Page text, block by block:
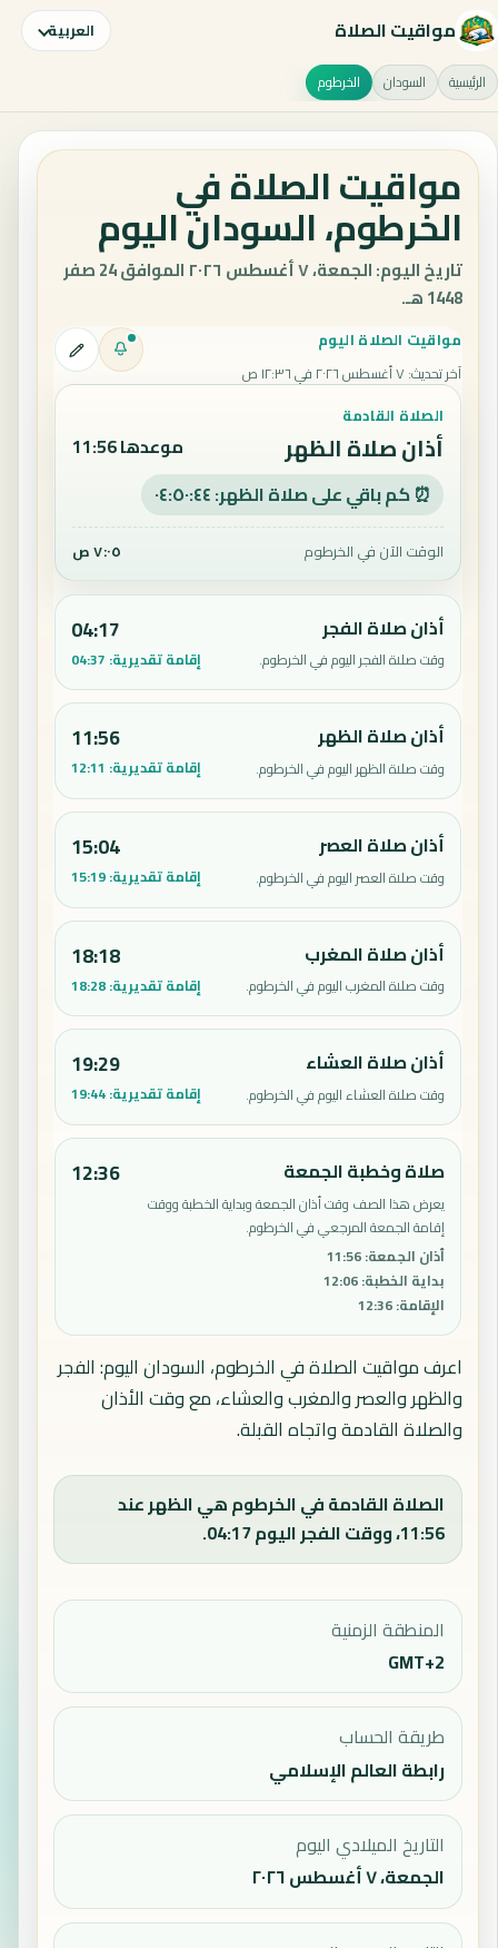
مواقيت الصلاة العربية
الرئيسية السودان الخرطوم
مواقيت الصلاة في
الخرطوم، السودان اليوم
تاريخ اليوم: الجمعة، ٧ أغسطس ٢٠٢٦ الموافق 24 صفر
1448 هـ.
مواقيت الصلاة اليوم
آخر تحديث:٧ أغسطس ٢٠٢٦ في ١٢:٣٦ ص
الصلاة القادمة
أذان صلاة الظهر موعدها 11:56
⏰ كم باقي على صلاة الظهر: ٠٤:٥٠:٤٣
الوقت الآن في الخرطوم ٧:٠٥ ص
أذان صلاة الفجر
وقت صلاة الفجر اليوم في الخرطوم.
04:17
إقامة تقديرية: 04:37
أذان صلاة الظهر
وقت صلاة الظهر اليوم في الخرطوم.
11:56
إقامة تقديرية: 12:11
أذان صلاة العصر
وقت صلاة العصر اليوم في الخرطوم.
15:04
إقامة تقديرية:15:19
أذان صلاة المغرب
وقت صلاة المغرب اليوم في الخرطوم.
18:18
إقامة تقديرية:18:28
أذان صلاة العشاء
وقت صلاة العشاء اليوم في الخرطوم.
19:29
إقامة تقديرية:19:44
صلاة وخطبة الجمعة
يعرض هذا الصف وقت أذان الجمعة وبداية الخطبة ووقت
إقامة الجمعة المرجعي في الخرطوم.
أذان الجمعة:
11:56
بداية الخطبة:
12:06
الإقامة:
12:36
12:36
اعرف مواقيت الصلاة في الخرطوم، السودان اليوم: الفجر
والظهر والعصر والمغرب والعشاء، مع وقت الأذان
والصلاة القادمة واتجاه القبلة.
الصلاة القادمة في الخرطوم هي الظهر عند
11:56، ووقت الفجر اليوم 04:17.
المنطقة الزمنية
GMT+2
طريقة الحساب
رابطة العالم الإسلامي
التاريخ الميلادي اليوم
الجمعة، ٧ أغسطس ٢٠٢٦